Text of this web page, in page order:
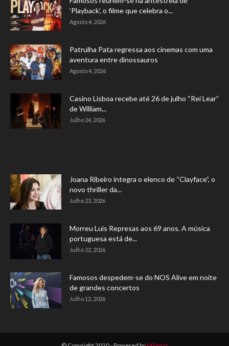
‘Playback’, o filme que celebra o...
Agosto 4, 2026
Patrulha Pata regressa aos cinemas com uma
aventura entre dinossauros
Agosto 4, 2026
Casino Lisboa recebe até 26 de julho “Rei Lear”
de William...
Julho 24, 2026
Joana Ribeiro integra o elenco de “Clayface”, o
novo thriller da...
Julho 23, 2026
Morreu Luís Represas aos 69 anos. A música
portuguesa está de...
Julho 22, 2026
Famosos despedem-se do NOS Alive em noite
de grandes concertos
Julho 12, 2026